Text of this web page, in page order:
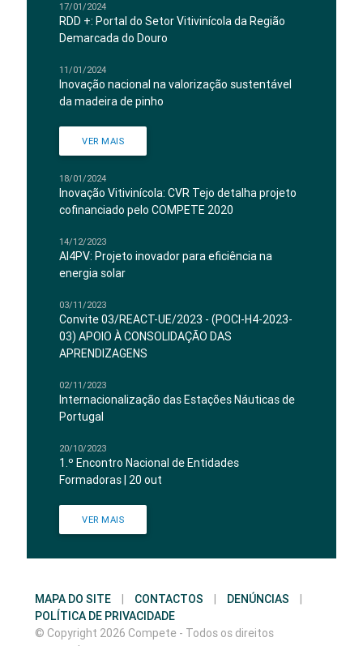
17/01/2024
RDD +: Portal do Setor Vitivinícola da Região
Demarcada do Douro
11/01/2024
Inovação nacional na valorização sustentável
da madeira de pinho
VER MAIS
18/01/2024
Inovação Vitivinícola: CVR Tejo detalha projeto
cofinanciado pelo COMPETE 2020
14/12/2023
AI4PV: Projeto inovador para eficiência na
energia solar
03/11/2023
Convite 03/REACT-UE/2023 - (POCI-H4-2023-
03) APOIO À CONSOLIDAÇÃO DAS
APRENDIZAGENS
02/11/2023
Internacionalização das Estações Náuticas de
Portugal
20/10/2023
1.º Encontro Nacional de Entidades
Formadoras | 20 out
VER MAIS
MAPA DO SITE CONTACTOS DENÚNCIAS
POLÍTICA DE PRIVACIDADE
© Copyright 2026 Compete - Todos os direitos